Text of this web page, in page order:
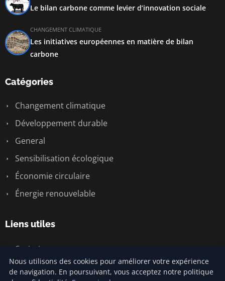
Le bilan carbone comme levier d’innovation sociale
CHANGEMENT CLIMATIQUE
Les initiatives européennes en matière de bilan
carbone
Catégories
Changement climatique
Développement durable
General
Sensibilisation écologique
Économie circulaire
Énergie renouvelable
Liens utiles
Contact
Nous utilisons des cookies pour améliorer votre expérience
de navigation. En poursuivant, vous acceptez notre politique